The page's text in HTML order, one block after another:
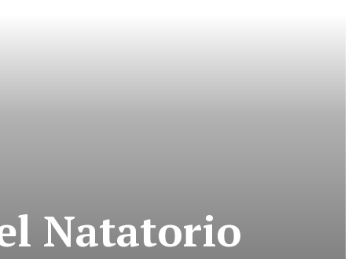
Natatorio